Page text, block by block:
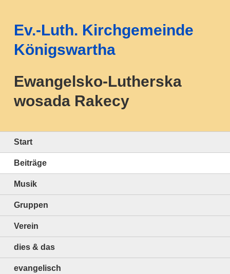
Ev.-Luth. Kirchgemeinde
Königswartha
Ewangelsko-Lutherska
wosada Rakecy
Start
Beiträge
Musik
Gruppen
Verein
dies & das
evangelisch